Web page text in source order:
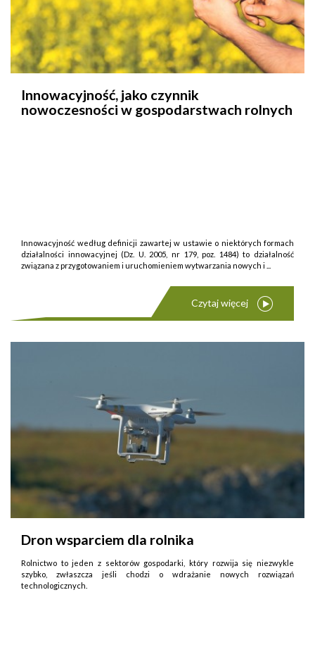
Innowacyjność, jako czynnik
nowoczesności w gospodarstwach rolnych
Innowacyjność według definicji zawartej w ustawie o niektórych formach
działalności innowacyjnej (Dz. U. 2005, nr 179, poz. 1484) to działalność
związana z przygotowaniem i uruchomieniem wytwarzania nowych i ...
Czytaj więcej
Dron wsparciem dla rolnika
Rolnictwo to jeden z sektorów gospodarki, który rozwija się niezwykle
szybko, zwłaszcza jeśli chodzi o wdrażanie nowych rozwiązań
technologicznych.